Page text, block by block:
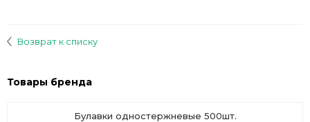
Возврат к списку
Товары бренда
Булавки одностержневые 500шт.